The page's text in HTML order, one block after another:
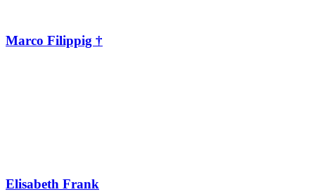
Marco Filippig †
Elisabeth Frank